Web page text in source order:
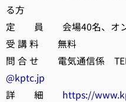
る方
定 員 会場40名、オン
受 講 料 無料
問 合 せ 電気通信係
@kptc.jp
詳 細 https://